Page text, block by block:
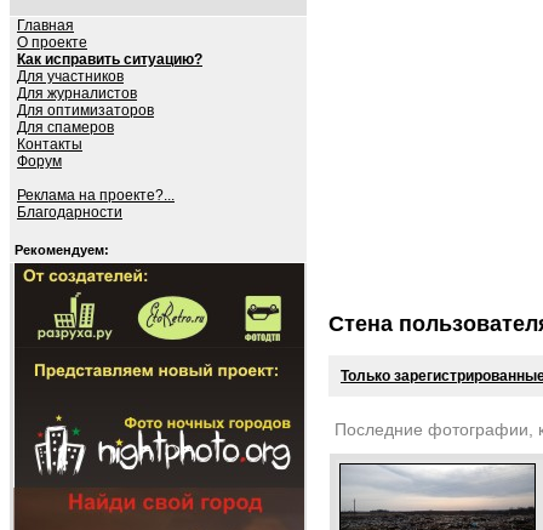
Главная
О проекте
Как исправить ситуацию?
Для участников
Для журналистов
Для оптимизаторов
Для спамеров
Контакты
Форум
Реклама на проекте?...
Благодарности
Рекомендуем:
Стена
Только
Последние фотографии,